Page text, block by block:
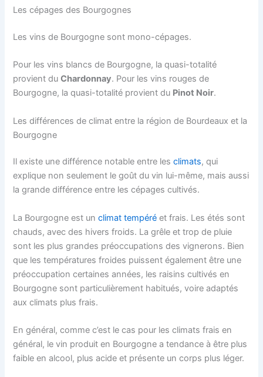
Les cépages des Bourgognes
Les vins de Bourgogne sont mono-cépages.
Pour les vins blancs de Bourgogne, la quasi-totalité
provient duChardonnay. Pour les vins rouges de
Bourgogne, la quasi-totalité provient du Pinot Noir.
Les différences de climat entre la région de Bourdeaux et la
Bourgogne
Il existe une différence notable entre lesclimats, qui
explique non seulement le goût du vin lui-même, mais aussi
la grande différence entre les cépages cultivés.
La Bourgogne est unclimat tempéré et frais. Les étés sont
chauds, avec des hivers froids. La grêle et trop de pluie
sont les plus grandes préoccupations des vignerons. Bien
que les températures froides puissent également être une
préoccupation certaines années, les raisins cultivés en
Bourgogne sont particulièrement habitués, voire adaptés
aux climats plus frais.
En général, comme c’est le cas pour les climats frais en
général, le vin produit en Bourgogne a tendance à être plus
faible en alcool, plus acide et présente un corps plus léger.